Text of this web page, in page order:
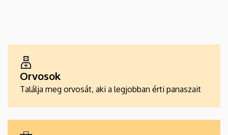
SZOLGÁLTATÁSKERESŐK
Orvosok
Találja meg orvosát, aki a legjobban érti panaszait